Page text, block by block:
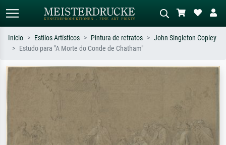
Pesquise por artista, título ou estilo –
ex: Monet, Noite Estrelada,
impressionismo, onda de Hokusai, nu.
Início Estilos Artísticos Pintura de retratos
John Singleton Copley
Estudo para "A Morte do Conde de Chatham"